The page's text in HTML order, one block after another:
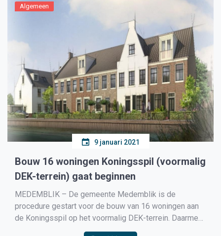
Algemeen
9 januari 2021
Bouw 16 woningen Koningsspil (voormalig
DEK-terrein) gaat beginnen
MEDEMBLIK – De gemeente Medemblik is de
procedure gestart voor de bouw van 16 woningen aan
de Koningsspil op het voormalig DEK-terrein. Daarmee
wordt het startsein gegeven voor de bouw van een